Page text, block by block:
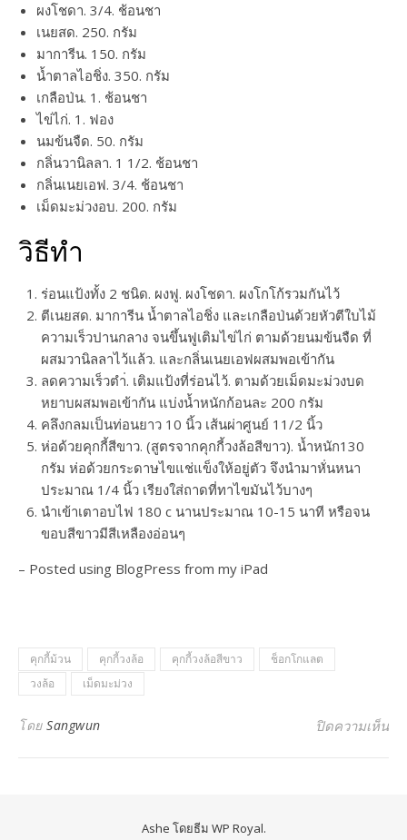
ผงโชดา. 3/4. ช้อนชา
เนยสด. 250. กรัม
มาการีน. 150. กรัม
น้ำตาลไอชิ่ง. 350. กรัม
เกลือป่น. 1. ช้อนชา
ไข่ไก่. 1. ฟอง
นมข้นจืด. 50. กรัม
กลิ่นวานิลลา. 1 1/2. ช้อนชา
กลิ่นเนยเอฟ. 3/4. ช้อนชา
เม็ดมะม่วงอบ. 200. กรัม
วิธีทำ
ร่อนแป้งทั้ง 2 ชนิด. ผงฟู. ผงโชดา. ผงโกโก้รวมกันไว้
ตีเนยสด. มาการีน น้ำตาลไอชิ่ง และเกลือป่นด้วยหัวตีใบไม้
ความเร็วปานกลาง จนขึ้นฟูเติมไข่ไก่ ตามด้วยนมข้นจืด ที่
ผสมวานิลลาไว้แล้ว. และกลิ่นเนยเอฟผสมพอเข้ากัน
ลดความเร็วตำ่. เติมแป้งที่ร่อนไว้. ตามด้วยเม็ดมะม่วงบด
หยาบผสมพอเข้ากัน แบ่งน้ำหนักก้อนละ 200 กรัม
คลึงกลมเป็นท่อนยาว 10 นิ้ว เส้นผ่าศูนย์ 11/2 นิ้ว
ห่อด้วยคุกกี้สีขาว. (สูตรจากคุกกี้วงล้อสีขาว). น้ำหนัก130
กรัม ห่อด้วยกระดาษไขแช่แข็งให้อยู่ตัว จึงนำมาหั่นหนา
ประมาณ 1/4 นิ้ว เรียงใส่ถาดที่ทาไขมันไว้บางๆ
นำเข้าเตาอบไฟ 180 c นานประมาณ 10-15 นาที หรือจน
ขอบสีขาวมีสีเหลืองอ่อนๆ
– Posted using BlogPress from my iPad
คุกกี้ม้วน คุกกี้วงล้อ คุกกี้วงล้อสีขาว
ช็อกโกแลต
วงล้อ
เม็ดมะม่วง
โดย Sangwun ปิดความเห็นบ
Ashe โดยธีม WP Royal.